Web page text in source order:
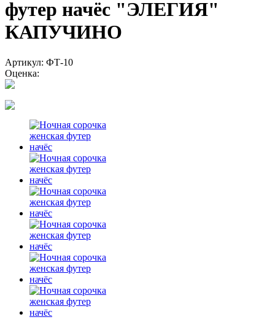
футер начёс "ЭЛЕГИЯ"
КАПУЧИНО
Артикул: ФТ-10
Оценка: